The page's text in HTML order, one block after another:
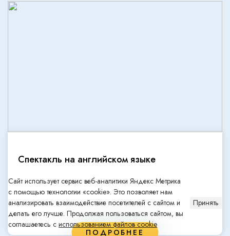
Спектакль на английском языке
ПОДРОБНЕЕ
Сайт использует сервис веб-аналитики Яндекс Метрика
с помощью технологии «cookie». Это позволяет нам
анализировать взаимодействие посетителей с сайтом и
делать его лучше. Продолжая пользоваться сайтом, вы
соглашаетесь сиспользованием файлов cookie
Принять